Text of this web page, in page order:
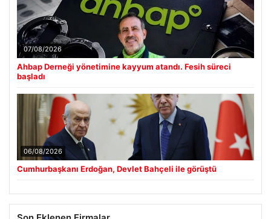
07/08/2026
Ahbap Derneği yönetimine kayyum atandı. Fesih süreci
başladı
06/08/2026
Cumhurbaşkanı Erdoğan, Devlet Bahçeli ile görüştü